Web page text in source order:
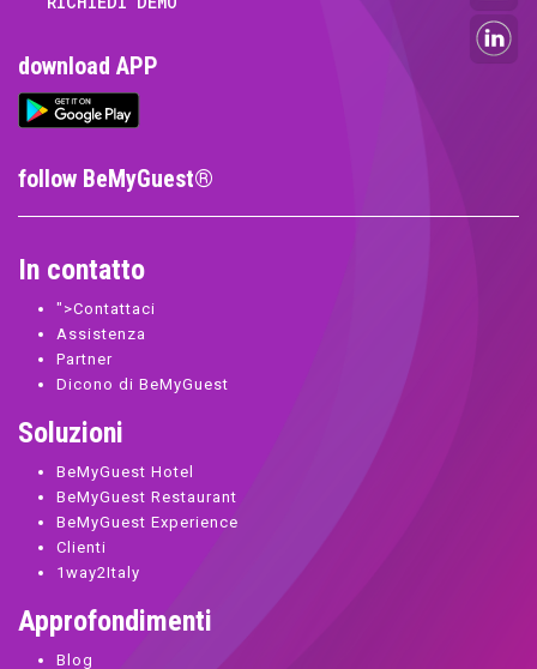
In contatto
">Contattaci
Assistenza
Partner
Dicono di BeMyGuest
Soluzioni
BeMyGuest Hotel
BeMyGuest Restaurant
BeMyGuest Experience
Clienti
1way2Italy
Approfondimenti
Blog
download APP
follow BeMyGuest®